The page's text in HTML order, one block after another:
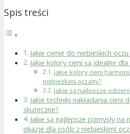
Spis treści
Jakie cienie do niebieskich
Jakie kolory cieni są idealne
Jakie kolory cieni
niebieskimi oczami?
Jakie są najlepsze
Jakie techniki nakładania cieni
skuteczne?
Jakie są najlepsze pomysły na
okazje dla osób z niebieskimi